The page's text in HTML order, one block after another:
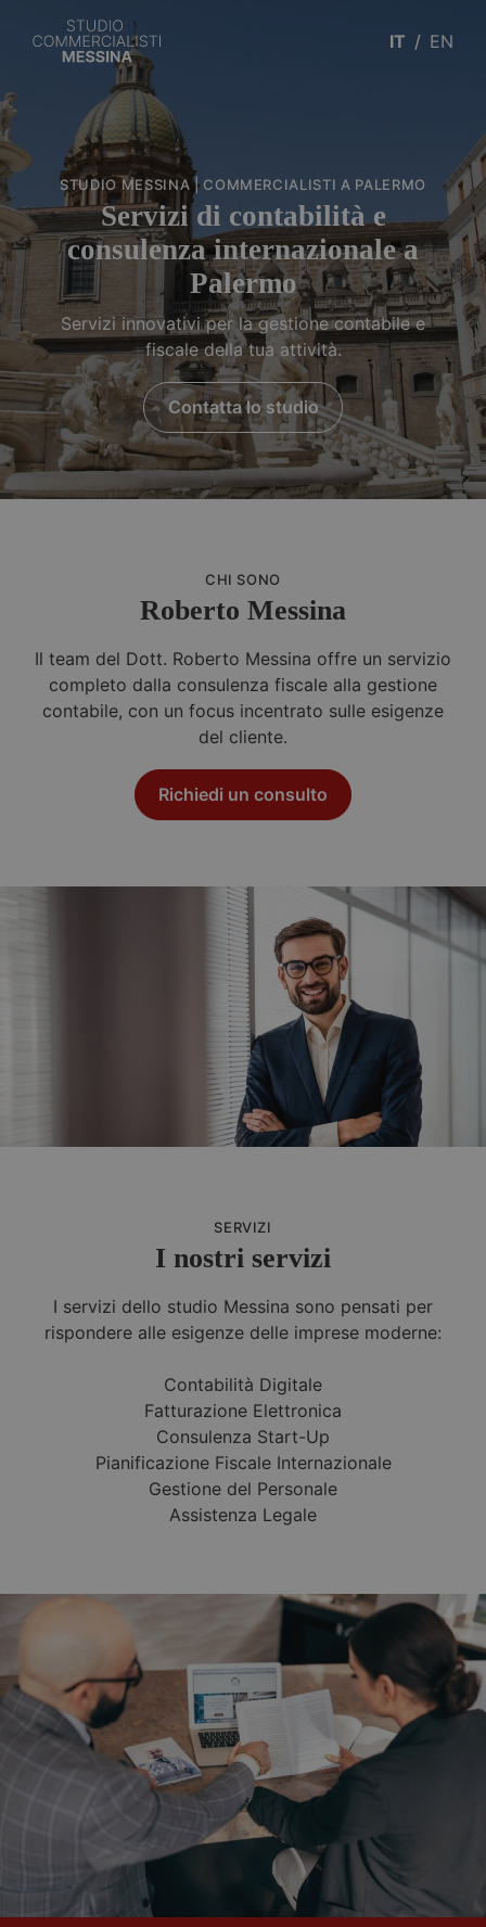
IT EN
STUDIO MESSINA | COMMERCIALISTI A PALERMO
Servizi di contabilità e
consulenza internazionale a
Palermo
Servizi innovativi per la gestione contabile e
fiscale della tua attività.
Contatta lo studio
CHI SONO
Roberto Messina
Il team del Dott. Roberto Messina offre un servizio
completo dalla consulenza fiscale alla gestione
contabile, con un focus incentrato sulle esigenze
del cliente.
Richiedi un consulto
SERVIZI
I nostri servizi
I servizi dello studio Messina sono pensati per
rispondere alle esigenze delle imprese moderne:
Contabilità Digitale
Fatturazione Elettronica
Consulenza Start-Up
Pianificazione Fiscale Internazionale
Gestione del Personale
Assistenza Legale